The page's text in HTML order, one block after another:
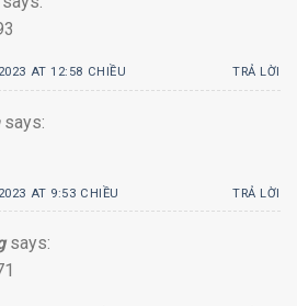
AT 12:58 CHIỀU TRẢ LỜI
says:
AT 9:53 CHIỀU TRẢ LỜI
says: